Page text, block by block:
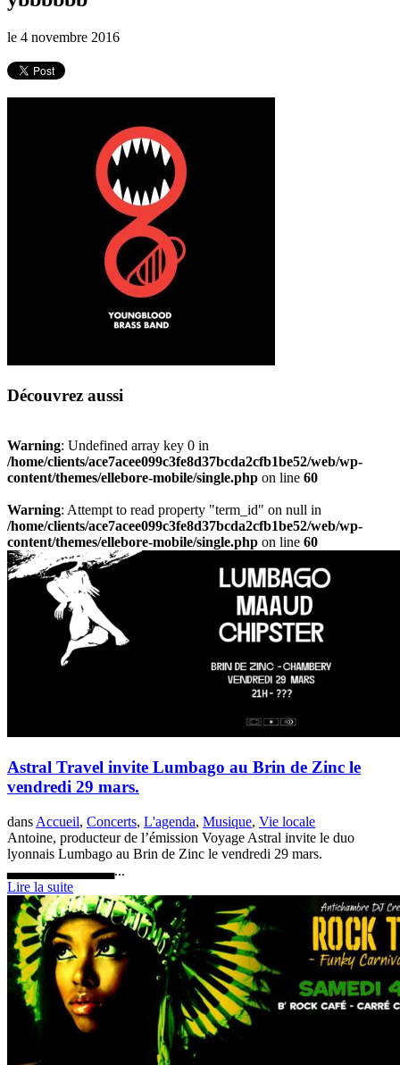
le 4 novembre 2016
Découvrez aussi
Warning: Undefined array key 0 in
/home/clients/ace7acee099c3fe8d37bcda2cfb1be52/web/wp-
content/themes/ellebore-mobile/single.php on line 60
Warning: Attempt to read property "term_id" on null in
/home/clients/ace7acee099c3fe8d37bcda2cfb1be52/web/wp-
content/themes/ellebore-mobile/single.php on line 60
Astral Travel invite Lumbago au Brin de Zinc le
vendredi 29 mars.
dans Accueil, Concerts, L'agenda, Musique, Vie locale
Antoine, producteur de l’émission Voyage Astral invite le duo
lyonnais Lumbago au Brin de Zinc le vendredi 29 mars.
▃▃▃▃▃▃▃▃▃▃...
Lire la suite